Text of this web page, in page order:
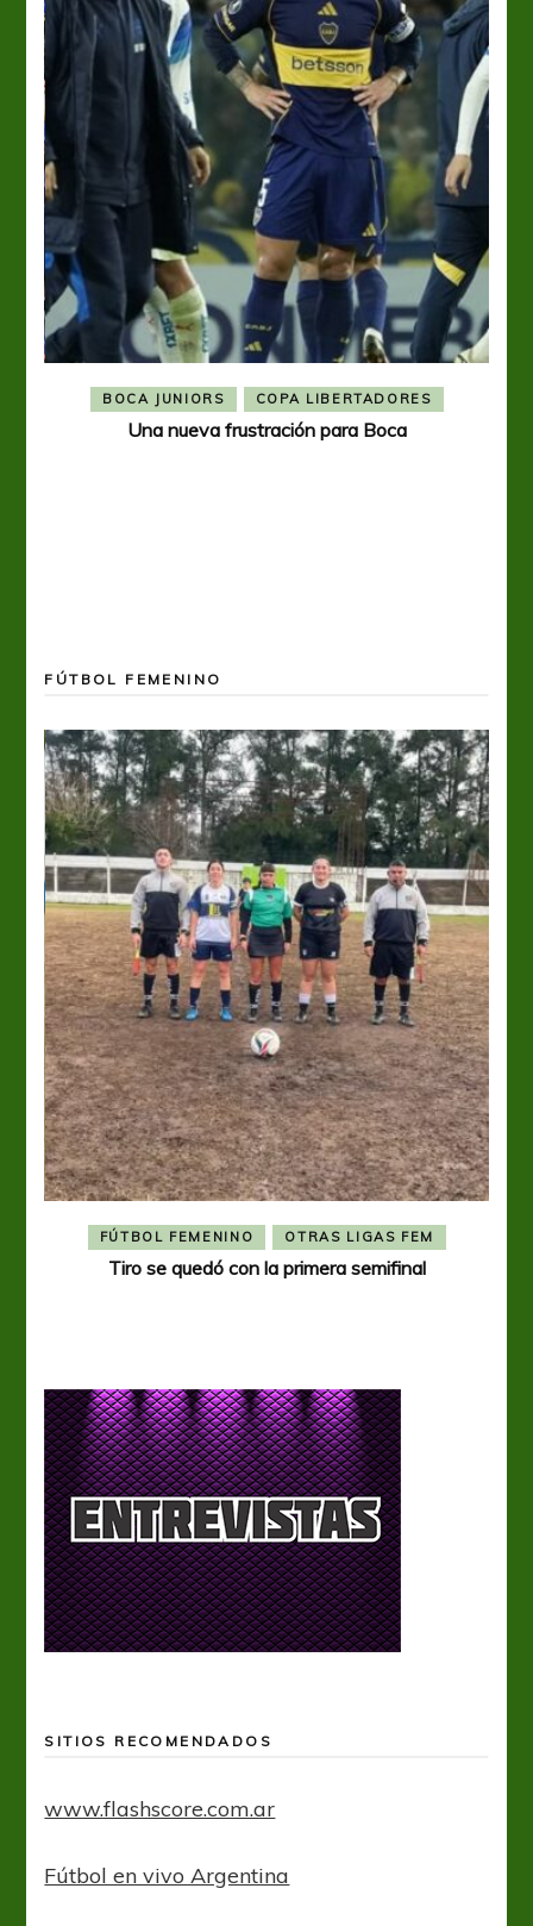
BOCA JUNIORS COPA LIBERTADORES
Una nueva frustración para Boca
FÚTBOL FEMENINO
FÚTBOL FEMENINO OTRAS LIGAS FEM
Tiro se quedó con la primera semifinal
SITIOS RECOMENDADOS
www.flashscore.com.ar
Fútbol en vivo Argentina